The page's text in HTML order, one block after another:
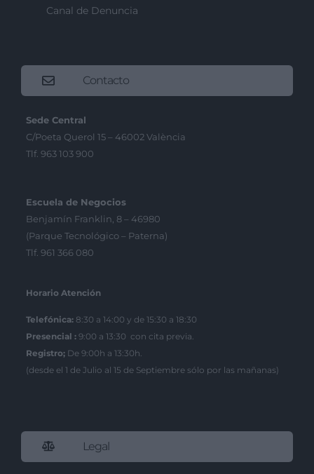
Canal de Denuncia
Contacto
Sede Central
C/Poeta Querol 15 – 46002 València
Tlf. 963 103 900
Escuela de Negocios
Benjamín Franklin, 8 – 46980
(Parque Tecnológico – Paterna)
Tlf. 961 366 080
Horario Atención
Telefónica: 8:30 a 14:00 y de 15:30 a 18:30
Presencial : 9:00 a 13:30 con cita previa.
Registro; De 9:00h a 13:30h.
(desde el 1 de Julio al 15 de Septiembre sólo por las mañanas)
Legal